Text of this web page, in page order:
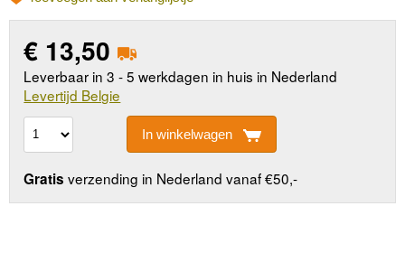
€ 13,50
Leverbaar in 3 - 5 werkdagen in huis in Nederland
Levertijd Belgie
In winkelwagen
Gratis verzending in Nederland vanaf €50,-